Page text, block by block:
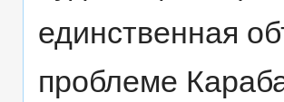
единственная
проблеме